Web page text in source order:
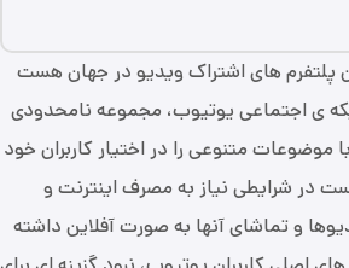
پلتفرم های اشتراک ویدیو در جهان هست
ی اجتماعی یوتیوب، مجموعه نامحدودی
موضوعات متنوعی را در اختیار کاربران خود
در شرایطی نیاز به مصرف اینترنت و
و تماشای آنها به صورت آفلاین داشته